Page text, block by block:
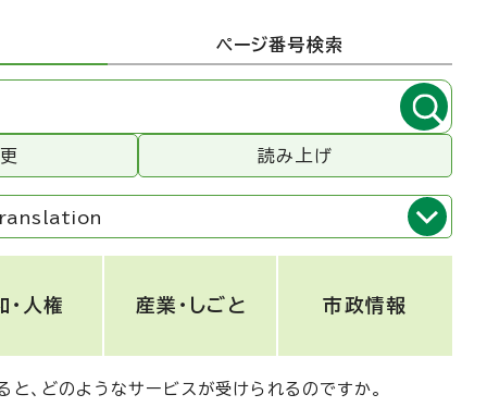
ページ番号検索
読み上げ
・人権 産業・しごと 市政情報
、どのようなサービスが受けられるのですか。